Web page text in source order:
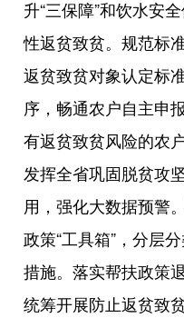
升“三保障”和饮水安
性返贫致贫。规范标
返贫致贫对象认定标
序，畅通农户自主申
有返贫致贫风险的农
发挥全省巩固脱贫攻
用，强化大数据预警
政策“工具箱”，分层
措施。落实帮扶政策
统筹开展防止返贫致